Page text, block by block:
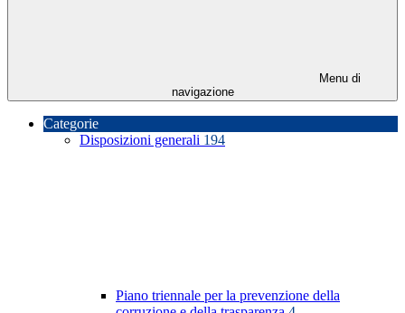
Menu di
navigazione
Categorie
Disposizioni generali 194
Piano triennale per la prevenzione della